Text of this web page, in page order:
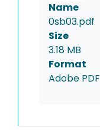
Name
0sb03.pdf
Size
3.18 MB
Format
Adobe PDF